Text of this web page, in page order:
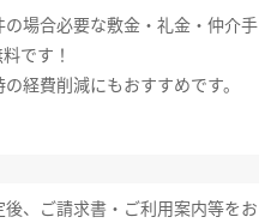
場合必要な敷金・礼金・仲介手
です！
経費削減にもおすすめです。
、ご請求書・ご利用案内等をお